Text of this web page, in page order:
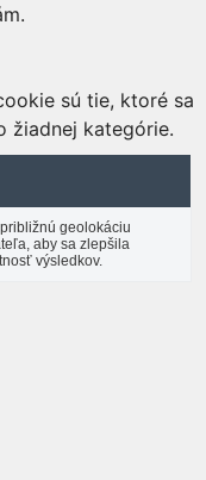
sú tie, ktoré sa
žiadnej kategórie.
geolokáciu
aby sa zlepšila
výsledkov.